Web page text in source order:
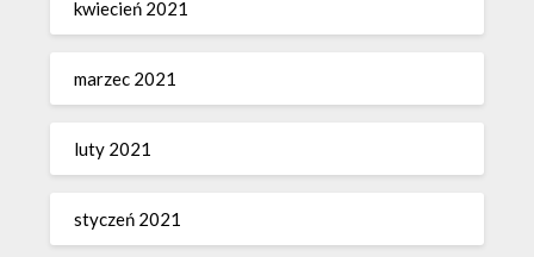
kwiecień 2021
marzec 2021
luty 2021
styczeń 2021